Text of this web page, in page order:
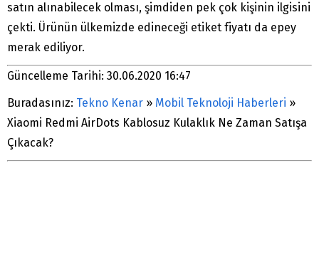
satın alınabilecek olması, şimdiden pek çok kişinin ilgisini
çekti. Ürünün ülkemizde edineceği etiket fiyatı da epey
merak ediliyor.
Güncelleme Tarihi: 30.06.2020 16:47
Buradasınız: Tekno Kenar » Mobil Teknoloji Haberleri »
Xiaomi Redmi AirDots Kablosuz Kulaklık Ne Zaman Satışa
Çıkacak?